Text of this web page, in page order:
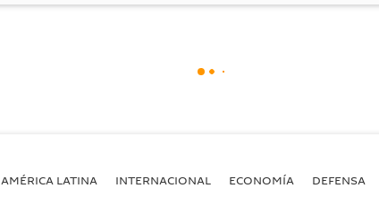
AMÉRICA LATINA INTERNACIONAL ECONOMÍA DEFENSA